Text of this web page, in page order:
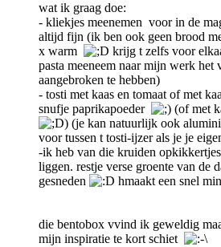
wat ik graag doe:
- kliekjes meenemen voor in de
altijd fijn (ik ben ook geen brood
x warm
krijg t zelfs voor
pasta meeneem naar mijn werk het
aangebroken te hebben)
- tosti met kaas en tomaat of met
snufje paprikapoeder
(of met
) (je kan natuurlijk ook
voor tussen t tosti-ijzer als je je
-ik heb van die kruiden
liggen. restje verse groente van de
gesneden
hmaakt een snel
die bentobox vvind ik geweldig
mijn inspiratie te kort schiet